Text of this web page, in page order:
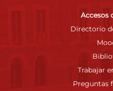
Accesos
Directorio
Trabajar
Preguntas